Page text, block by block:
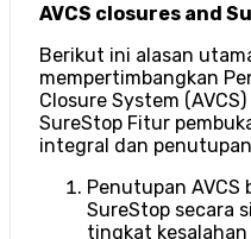
AVCS closures and
Berikut ini alasan
mempertimbangkan
Closure System
SureStop Fitur
integral dan
Penutupan AVCS
SureStop secara
tingkat